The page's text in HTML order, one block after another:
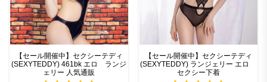
【セール開催中】セクシーテディ
(SEXYTEDDY) 461bk エロ ランジ
ェリー 人気通販
【セール開催中】セクシーテディ
(SEXYTEDDY) ランジェリー エロ
セクシー下着